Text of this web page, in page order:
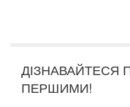
ДІЗНАВАЙТЕСЯ
ПЕРШИМИ!